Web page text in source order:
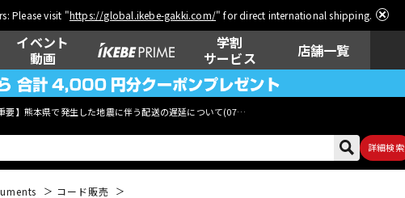
Please visit "https://global.ikebe-gakki.com/" for direct international shipping.
イベント
動画
学割
サービス
店舗一覧
重要】熊本県で発生した地震に伴う配送の遅延について(07月29日
詳細検索
コード販売